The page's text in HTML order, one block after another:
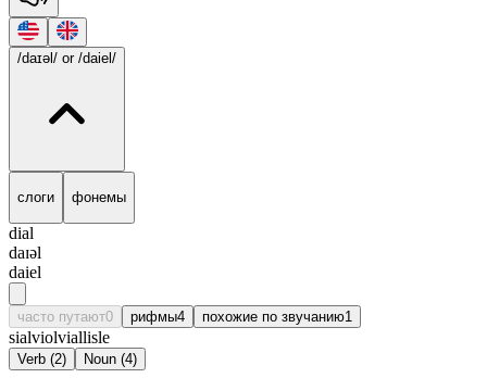
/daɪəl/ or /daiel/
слоги фонемы
dial
daɪəl
daiel
часто путают0 рифмы4 похожие по звучанию1
sialviolviallisle
Verb (2) Noun (4)